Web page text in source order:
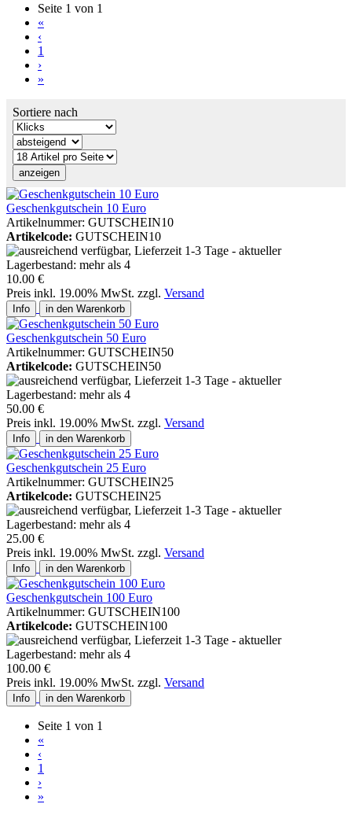
Seite 1 von 1
«
‹
1
›
»
Sortiere nach
Geschenkgutschein 10 Euro
Artikelnummer: GUTSCHEIN10
Artikelcode: GUTSCHEIN10
10.00 €
Preis inkl. 19.00% MwSt. zzgl. Versand
Info in den Warenkorb
Geschenkgutschein 50 Euro
Artikelnummer: GUTSCHEIN50
Artikelcode: GUTSCHEIN50
50.00 €
Preis inkl. 19.00% MwSt. zzgl. Versand
Info in den Warenkorb
Geschenkgutschein 25 Euro
Artikelnummer: GUTSCHEIN25
Artikelcode: GUTSCHEIN25
25.00 €
Preis inkl. 19.00% MwSt. zzgl. Versand
Info in den Warenkorb
Geschenkgutschein 100 Euro
Artikelnummer: GUTSCHEIN100
Artikelcode: GUTSCHEIN100
100.00 €
Preis inkl. 19.00% MwSt. zzgl. Versand
Info in den Warenkorb
Seite 1 von 1
«
‹
1
›
»